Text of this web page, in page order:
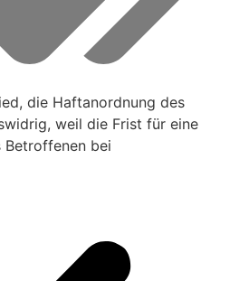
die Haftanordnung des
weil die Frist für eine
bei